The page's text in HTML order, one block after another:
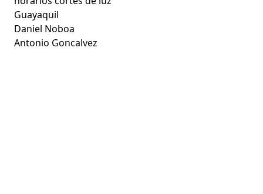
Guayaquil
Daniel Noboa
Antonio Goncalvez